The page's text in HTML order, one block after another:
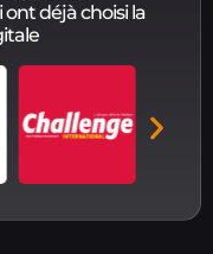
ont déjà choisi la